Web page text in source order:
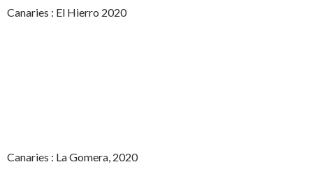
Canaries : El Hierro 2020
Canaries : La Gomera, 2020